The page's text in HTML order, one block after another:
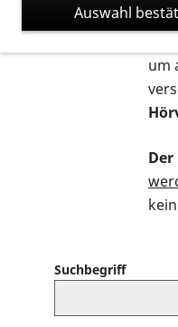
um
kein
Suchbegriff
Auswahl